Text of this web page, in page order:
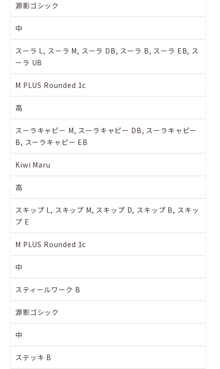
源影ゴシック
中
スーラ L, スーラ M, スーラ DB, スーラ B, スーラ EB, ス
ーラ UB
M PLUS Rounded 1c
高
スーラキャピー M, スーラキャピー DB, スーラキャピー
B, スーラキャピー EB
Kiwi Maru
高
スキップ L, スキップ M, スキップ D, スキップ B, スキッ
プ E
M PLUS Rounded 1c
中
スティールワーク B
源影ゴシック
中
ステッキ B